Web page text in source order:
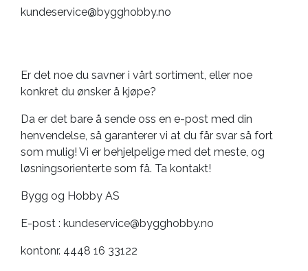
kundeservice@bygghobby.no
Er det noe du savner i vårt sortiment, eller noe
konkret du ønsker å kjøpe?
Da er det bare å sende oss en e-post med din
henvendelse, så garanterer vi at du får svar så fort
som mulig! Vi er behjelpelige med det meste, og
løsningsorienterte som få. Ta kontakt!
Bygg og Hobby AS
E-post : kundeservice@bygghobby.no
kontonr. 4448 16 33122